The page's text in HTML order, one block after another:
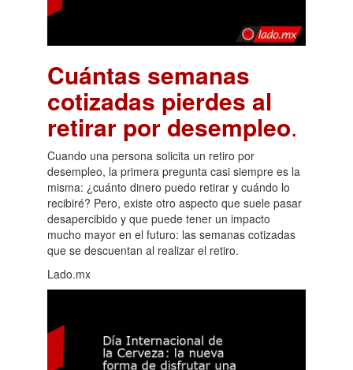
Cuántas semanas
cotizadas pierdes al
retirar por desempleo.
Cuando una persona solicita un retiro por
desempleo, la primera pregunta casi siempre es la
misma: ¿cuánto dinero puedo retirar y cuándo lo
recibiré? Pero, existe otro aspecto que suele pasar
desapercibido y que puede tener un impacto
mucho mayor en el futuro: las semanas cotizadas
que se descuentan al realizar el retiro.
Lado.mx